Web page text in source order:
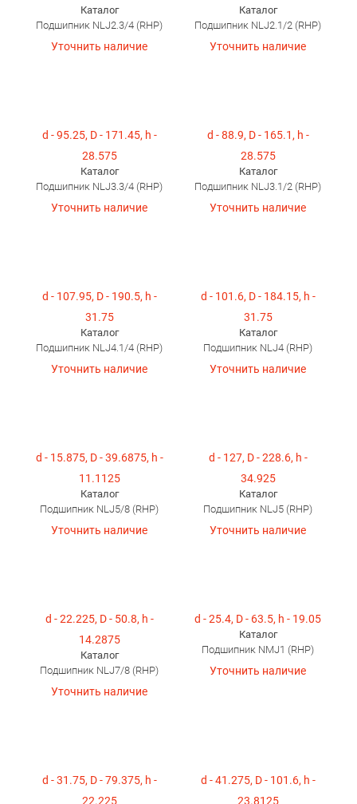
Каталог
Подшипник NLJ2.3/4 (RHP)
Уточнить наличие
Каталог
Подшипник NLJ2.1/2 (RHP)
Уточнить наличие
d - 95.25, D - 171.45, h -
28.575
Каталог
Подшипник NLJ3.3/4 (RHP)
Уточнить наличие
d - 88.9, D - 165.1, h -
28.575
Каталог
Подшипник NLJ3.1/2 (RHP)
Уточнить наличие
d - 107.95, D - 190.5, h -
31.75
Каталог
Подшипник NLJ4.1/4 (RHP)
Уточнить наличие
d - 101.6, D - 184.15, h -
31.75
Каталог
Подшипник NLJ4 (RHP)
Уточнить наличие
d - 15.875, D - 39.6875, h -
11.1125
Каталог
Подшипник NLJ5/8 (RHP)
Уточнить наличие
d - 127, D - 228.6, h -
34.925
Каталог
Подшипник NLJ5 (RHP)
Уточнить наличие
d - 22.225, D - 50.8, h -
14.2875
Каталог
Подшипник NLJ7/8 (RHP)
Уточнить наличие
d - 25.4, D - 63.5, h - 19.05
Каталог
Подшипник NMJ1 (RHP)
Уточнить наличие
d - 31.75, D - 79.375, h -
22.225
d - 41.275, D - 101.6, h -
23.8125